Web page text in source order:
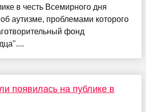
в честь Всемирного дня
аутизме, проблемами которого
фонд
появилась на публике в